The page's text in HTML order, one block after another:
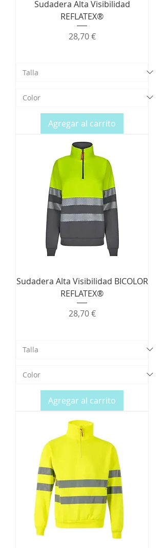
Sudadera Alta Visibilidad
REFLATEX®
Precio
28,70 €
Agregar al carrito
Sudadera Alta Visibilidad BICOLOR
REFLATEX®
Precio
28,70 €
Agregar al carrito